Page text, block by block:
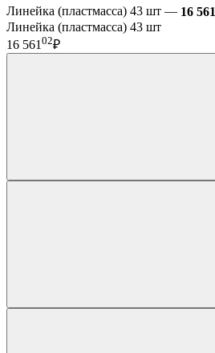
Линейка (пластмасса) 43 шт — 16 561
Линейка (пластмасса) 43 шт
16 561 02₽